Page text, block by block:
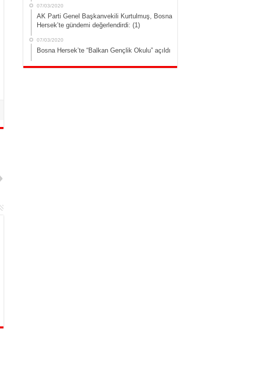
07/03/2020
AK Parti Genel Başkanvekili Kurtulmuş, Bosna
Hersek’te gündemi değerlendirdi: (1)
07/03/2020
Bosna Hersek’te “Balkan Gençlik Okulu” açıldı